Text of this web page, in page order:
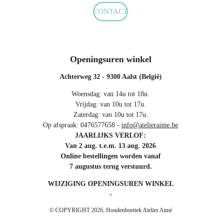
CONTACT
Openingsuren winkel
Achterweg 32 - 9300 Aalst (België)
Woensdag: van 14u tot 18u.
Vrijdag: van 10u tot 17u.
Zaterdag: van 10u tot 17u.
Op afspraak: 0476577658 - info@atelieraime.be
JAARLIJKS VERLOF:
Van 2 aug. t.e.m. 13 aug. 2026
Online bestellingen worden vanaf
7 augustus terug verstuurd.
WIJZIGING OPENINGSUREN WINKEL
-
© COPYRIGHT 2026, Hondenboetiek Atelier Aimé